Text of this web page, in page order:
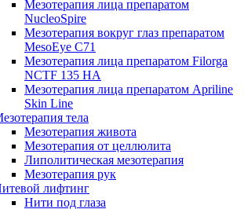
Мезотерапия лица препаратом
NucleoSpire
Мезотерапия вокруг глаз препаратом
MesoEye С71
Мезотерапия лица препаратом Filorga
NCTF 135 HA
Мезотерапия лица препаратом Apriline
Skin Line
тела
Мезотерапия живота
Мезотерапия от целлюлита
Липолитическая мезотерапия
Мезотерапия рук
лифтинг
Нити под глаза